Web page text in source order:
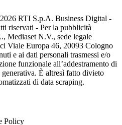
2026 RTI S.p.A. Business Digital -
riservati - Per la pubblicità
Mediaset N.V., sede legale
Viale Europa 46, 20093 Cologno
e ai dati personali trasmessi e/o
funzionale all’addestramento di
È altresì fatto divieto
di data scraping.
Policy